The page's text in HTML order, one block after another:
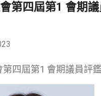
第四屆第1 會期
第四屆第1 會期議員評